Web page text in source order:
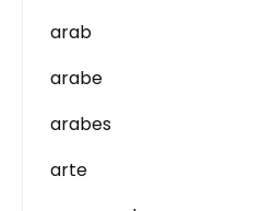
arab
arabe
arabes
arte